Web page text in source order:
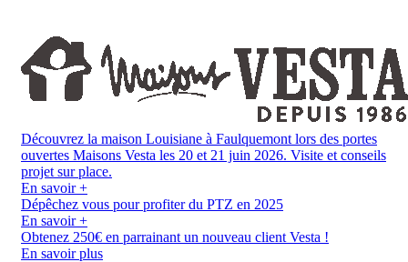
Découvrez la maison Louisiane à Faulquemont lors des portes
ouvertes Maisons Vesta les 20 et 21 juin 2026. Visite et conseils
projet sur place.
En savoir +
Dépêchez vous pour profiter du PTZ en 2025
En savoir +
Obtenez 250€ en parrainant un nouveau client Vesta !
En savoir plus